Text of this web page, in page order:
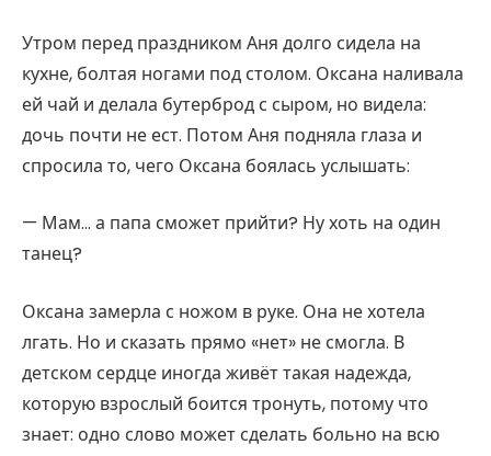
Утром перед праздником Аня долго сидела на
кухне, болтая ногами под столом. Оксана наливала
ей чай и делала бутерброд с сыром, но видела:
дочь почти не ест. Потом Аня подняла глаза и
спросила то, чего Оксана боялась услышать:
— Мам… а папа сможет прийти? Ну хоть на один
танец?
Оксана замерла с ножом в руке. Она не хотела
лгать. Но и сказать прямо «нет» не смогла. В
детском сердце иногда живёт такая надежда,
которую взрослый боится тронуть, потому что
знает: одно слово может сделать больно на всю